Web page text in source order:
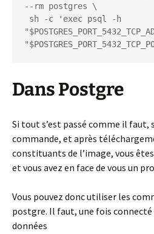
--rm postgres \
Dans Postgre
Si tout s’est passé comme il faut,
commande, et après
constituants de l’image, vous
et vous avez en face de vous un
Vous pouvez donc utiliser les
postgre. Il faut, une fois connecté
données